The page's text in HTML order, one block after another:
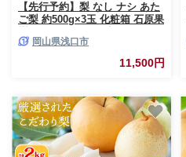
【先行予約】梨 なし ナシ あた
ご梨 約500g×3玉 化粧箱 石原果
旬頃より発送予定》岡山県 浅口
市 フルーツ 果物 ギフト 贈り物
国産 岡山県産 送料無料
岡山県浅口市
11,500円